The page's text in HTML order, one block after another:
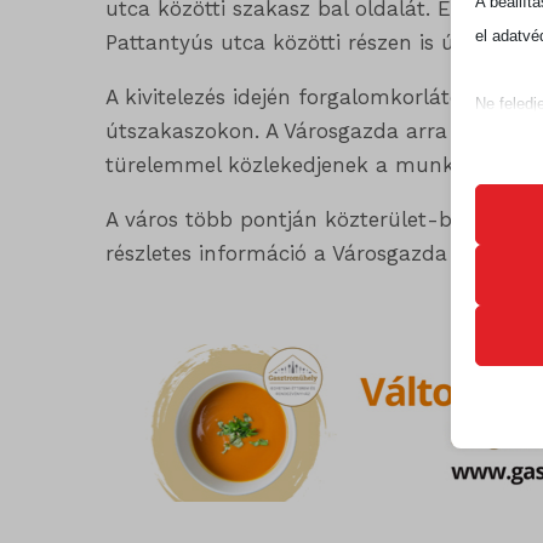
utca közötti szakasz bal oldalát. Emellett
Pattantyús utca közötti részen is
A kivitelezés idején
útszakaszokon. A Városgazda arra kéri a
türelemmel közlekedjenek a
A város több pontján közterület-bontási
részletes információ a Városgazda
el
Ne
sütik